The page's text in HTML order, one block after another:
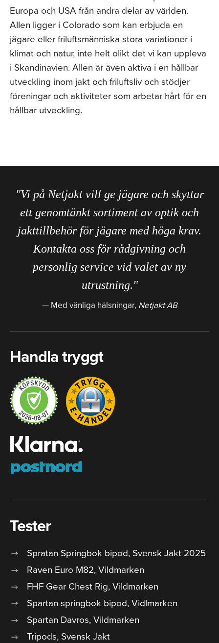
Europa och USA från andra delar av världen.
Allen ligger i Colorado som kan erbjuda en
jägare eller friluftsmänniska stora variationer i
klimat och natur, inte helt olikt det vi kan uppleva
i Skandinavien. Allen är även aktiva i en hållbar
utveckling inom jakt och friluftsliv och stödjer
föreningar och aktiviteter som arbetar hårt för en
hållbar utveckling.
"Vi på Netjakt vill ge jägare och skyttar
ett genomtänkt sortiment av optik och
jakttillbehör för jägare med höga krav.
Kontakta oss för rådgivning och
personlig service vid valet av ny
utrustning."
Med vänliga hälsningar, Netjakt AB
Handla tryggt
Tester
Spratan Springbok bipod, Svensk Jakt 2025
Raven Euro M82, Vildmarken
FHF Gear Chest Rig, Vildmarken
Spartan springbok bipod, Vidlmarken
Spartan Davros, Vildmarken
Tripods, Svensk Jakt